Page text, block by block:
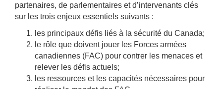
Examen
de
politique
partenaires, de parlementaires et d’intervenants clés
sur les trois enjeux essentiels suivants :
les principaux défis liés à la sécurité du Canada;
le rôle que doivent jouer les Forces armées
canadiennes (FAC) pour contrer les menaces et
relever les défis actuels;
les ressources et les capacités nécessaires pour